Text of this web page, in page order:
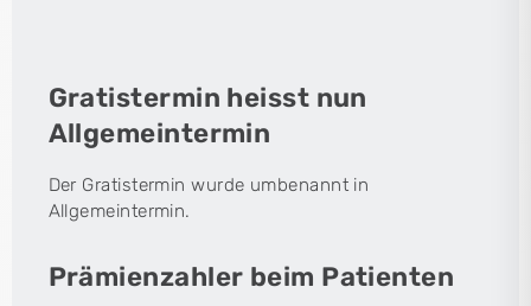
Gratistermin heisst nun
Allgemeintermin
Der Gratistermin wurde umbenannt in
Allgemeintermin.
Prämienzahler beim Patienten